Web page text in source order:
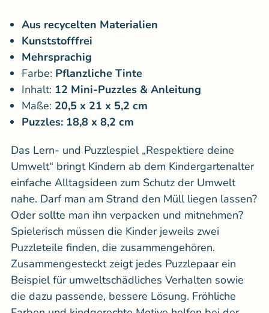
Aus recycelten Materialien
Kunststofffrei
Mehrsprachig
Farbe: Pflanzliche Tinte
Inhalt: 12 Mini-Puzzles & Anleitung
Maße: 20,5 x 21 x 5,2 cm
Puzzles: 18,8 x 8,2 cm
Das Lern- und Puzzlespiel „Respektiere deine
Umwelt“ bringt Kindern ab dem Kindergartenalter
einfache Alltagsideen zum Schutz der Umwelt
nahe. Darf man am Strand den Müll liegen lassen?
Oder sollte man ihn verpacken und mitnehmen?
Spielerisch müssen die Kinder jeweils zwei
Puzzleteile finden, die zusammengehören.
Zusammengesteckt zeigt jedes Puzzlepaar ein
Beispiel für umweltschädliches Verhalten sowie
die dazu passende, bessere Lösung. Fröhliche